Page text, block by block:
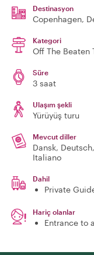
Destinasyon
Copenhagen,
Kategori
Off The Beaten
Süre
3 saat
Ulaşım şekli
Yürüyüş turu
Mevcut diller
Dansk,
Italiano
Dahil
Private
Hariç olanlar
Entrance to